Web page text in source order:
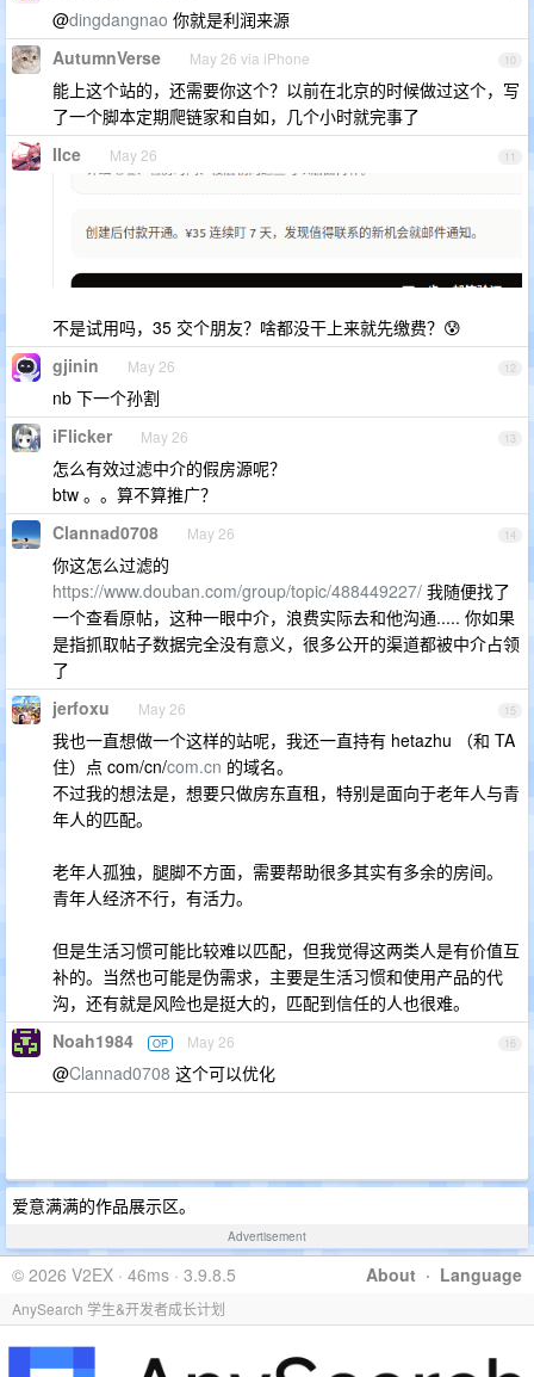
@dingdangnao 你就是利润来源
10
AutumnVerse May 26 via iPhone
能上这个站的，还需要你这个？以前在北京的时候做过这个，写
了一个脚本定期爬链家和自如，几个小时就完事了
11
IIce May 26
不是试用吗，35 交个朋友？啥都没干上来就先缴费？😰
12
gjinin May 26
nb 下一个孙割
13
iFlicker May 26
怎么有效过滤中介的假房源呢？
btw 。。算不算推广？
14
Clannad0708 May 26
你这怎么过滤的
https://www.douban.com/group/topic/488449227/ 我随便找了
一个查看原帖，这种一眼中介，浪费实际去和他沟通..... 你如果
是指抓取帖子数据完全没有意义，很多公开的渠道都被中介占领
了
15
jerfoxu May 26
我也一直想做一个这样的站呢，我还一直持有 hetazhu （和 TA
住）点 com/cn/com.cn 的域名。
不过我的想法是，想要只做房东直租，特别是面向于老年人与青
年人的匹配。
老年人孤独，腿脚不方面，需要帮助很多其实有多余的房间。
青年人经济不行，有活力。
但是生活习惯可能比较难以匹配，但我觉得这两类人是有价值互
补的。当然也可能是伪需求，主要是生活习惯和使用产品的代
沟，还有就是风险也是挺大的，匹配到信任的人也很难。
16
Noah1984 OP May 26
@Clannad0708 这个可以优化
爱意满满的作品展示区。
Advertisement
About · Language
© 2026 V2EX · 46ms · 3.9.8.5
AnySearch 学生&开发者成长计划